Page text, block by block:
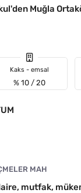
Muğla
Kaks - emsal
% 10 / 20
MAH
mutfak,